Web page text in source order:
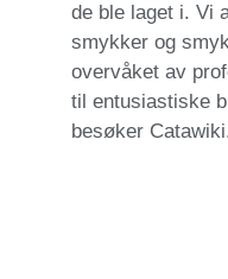
de ble laget i. Vi
smykker og
overvåket av
til entusiastiske
besøker